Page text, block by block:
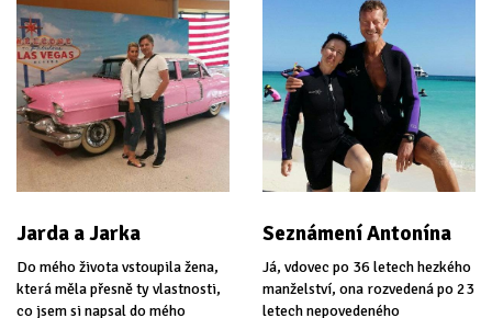
Jarda a Jarka
Do mého života vstoupila žena,
která měla přesně ty vlastnosti,
co jsem si napsal do mého
Seznámení Antonína
Já, vdovec po 36 letech hezkého
manželství, ona rozvedená po 23
letech nepovedeného